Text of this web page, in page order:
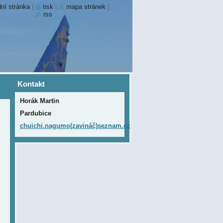
Kontakt
Horák Martin
Pardubice
chuichi.nagumo(zavináč)seznam.cz
stránka tisk mapa stránek
rss